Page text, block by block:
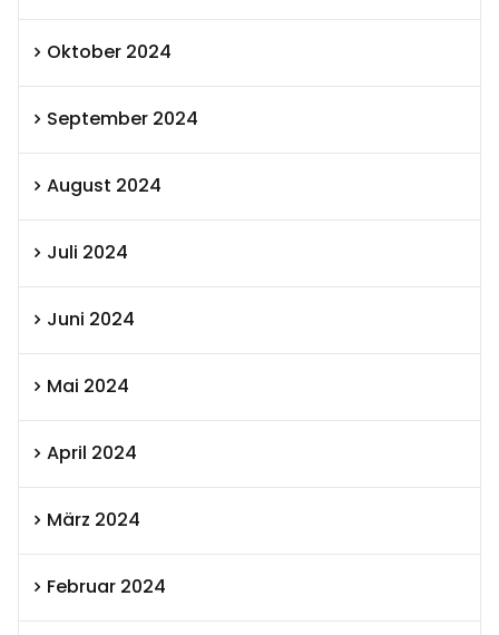
Oktober 2024
September 2024
August 2024
Juli 2024
Juni 2024
Mai 2024
April 2024
März 2024
Februar 2024